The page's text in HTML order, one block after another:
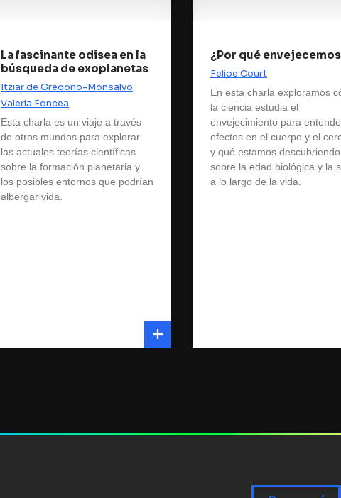
La fascinante odisea en la
búsqueda de exoplanetas
Itziar de Gregorio-Monsalvo
Valeria Foncea
Esta charla es un viaje a través
de otros mundos para explorar
las actuales teorías científicas
sobre la formación planetaria y
los posibles entornos que podrían
albergar vida.
¿Por qué
Felipe Court
En esta charla exploramos
la ciencia estudia el
envejecimiento para
efectos en el cuerpo y el
y qué estamos descubriendo
sobre la edad biológica y la
a lo largo de la vida.